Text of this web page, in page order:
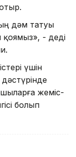
дәм татуы
қоямыз», - деді
үшін
жеміс-
болып